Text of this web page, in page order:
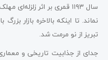
سال ۱۱۹۳ قمری بر اثر
نماند. تا اینکه بالاخره بازار
تبریز از نو مرمت شد.
جدای از جذابیت تاریخی و